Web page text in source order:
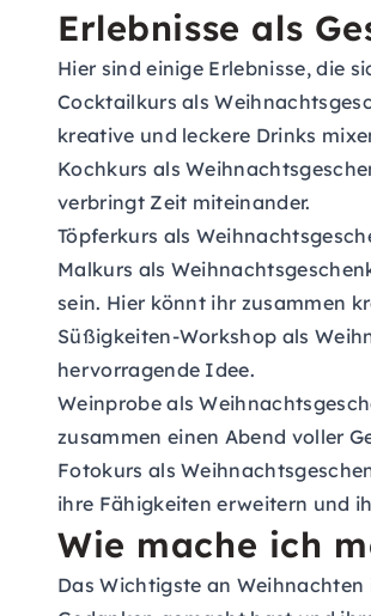
Erlebnisse als
Hier sind einige Erlebnisse, die
Cocktailkurs als
kreative und leckere Drinks
Kochkurs als
verbringt Zeit miteinander.
Töpferkurs als
Malkurs als
sein. Hier könnt ihr zusammen
Süßigkeiten-Workshop als
hervorragende Idee.
Weinprobe als
zusammen einen Abend voller
Fotokurs als
ihre Fähigkeiten erweitern und
Wie mache ich
Das Wichtigste an Weihnachten